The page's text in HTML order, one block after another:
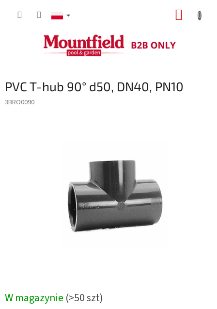
PVC T-hub 90° d50, DN40, PN10
3BRO0090
W magazynie (>50 szt)